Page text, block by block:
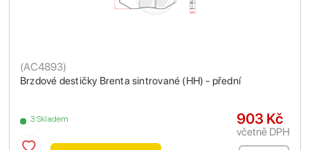
Brzdové destičky Brenta sintrované (HH) - přední
(AC4893)
3 Skladem 903 Kč
včetně DPH